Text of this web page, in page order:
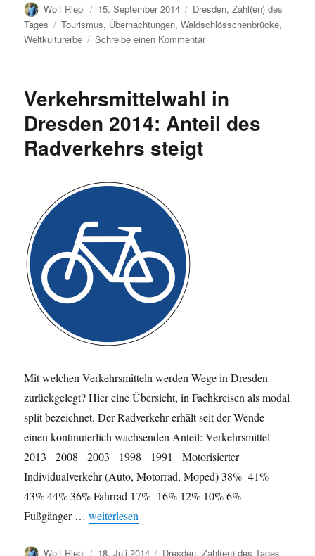
Autor
Wolf Riepl
Veröffentlicht
am
15. September 2014 Kategorien
Dresden,Zahl(en) des
Tages
Schlagwörter
Tourismus, Übernachtungen,Waldschlösschenbrücke,
Weltkulturerbe
Schreibe einen Kommentarzu
boomt
Erneuter
Verkehrsmittelwahl in
Dresden 2014: Anteil des
Radverkehrs steigt
Mit welchen Verkehrsmitteln werden Wege in Dresden
zurückgelegt? Hier eine Übersicht, in Fachkreisen als modal
split bezeichnet. Der Radverkehr erhält seit der Wende
einen kontinuierlich wachsenden Anteil: Verkehrsmittel
2013 2008 2003 1998 1991 Motorisierter
Individualverkehr (Auto, Motorrad, Moped) 38% 41%
43% 44% 36% Fahrrad 17% 16% 12% 10% 6%
Fußgänger …„Verkehrsmittelwahl in Dresden 2014: Anteil des
weiterlesen
Autor
Wolf Riepl Veröffentlicht
18. Juli 2014 Kategorien
Dresden,Zahl(en) des Tages